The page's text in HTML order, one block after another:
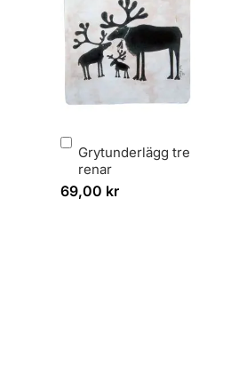
Grytunderlägg tre
renar
69,00 kr
varukorg